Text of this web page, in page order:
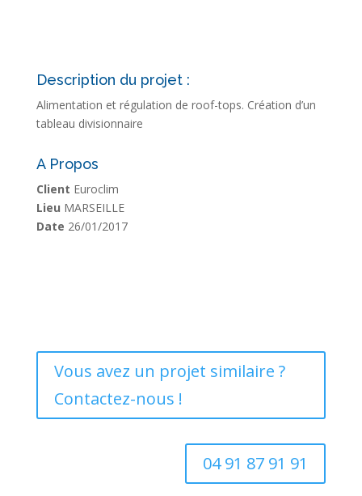
Description du projet :
Alimentation et régulation de roof-tops. Création d’un
tableau divisionnaire
A Propos
Client Euroclim
Lieu MARSEILLE
Date 26/01/2017
Vous avez un projet similaire ?
Contactez-nous !
04 91 87 91 91